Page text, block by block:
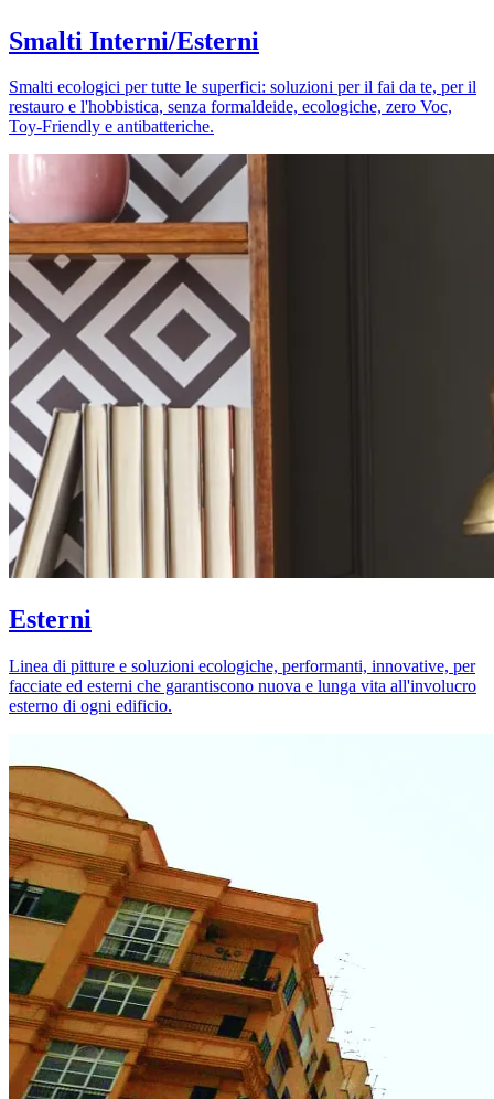
Smalti Interni/Esterni
Smalti ecologici per tutte le superfici: soluzioni per il fai da te, per il
restauro e l'hobbistica, senza formaldeide, ecologiche, zero Voc,
Toy-Friendly e antibatteriche.
Esterni
Linea di pitture e soluzioni ecologiche, performanti, innovative, per
facciate ed esterni che garantiscono nuova e lunga vita all'involucro
esterno di ogni edificio.